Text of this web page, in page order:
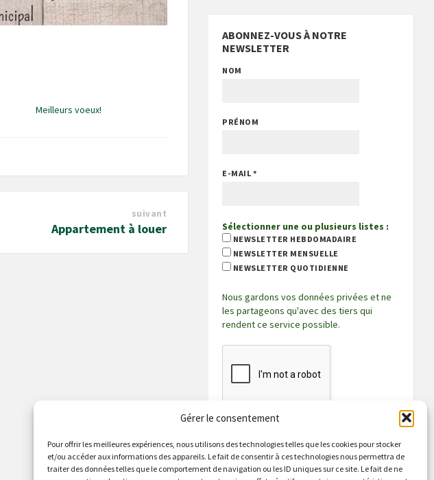
Gérer le consentement
Pour offrir les meilleures expériences, nous utilisons des technologies telles que les cookies pour stocker
et/ou accéder aux informations des appareils. Le fait de consentir à ces technologies nous permettra de
traiter des données telles que le comportement de navigation ou les ID uniques sur ce site. Le fait de ne
Meilleurs voeux!
suivant
Appartement à louer
ABONNEZ-VOUS À NOTRE
NEWSLETTER
NOM
PRÉNOM
E-MAIL *
Sélectionner une ou plusieurs listes :
NEWSLETTER HEBDOMADAIRE
NEWSLETTER MENSUELLE
NEWSLETTER QUOTIDIENNE
Nous gardons vos données privées et ne
les partageons qu'avec des tiers qui
rendent ce service possible.